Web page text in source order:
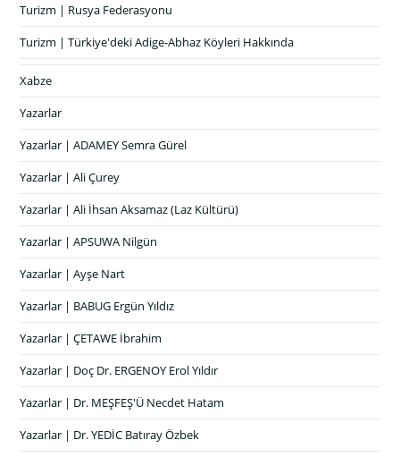
Turizm | Rusya Federasyonu
Turizm | Türkiye'deki Adige-Abhaz Köyleri Hakkında
Xabze
Yazarlar
Yazarlar | ADAMEY Semra Gürel
Yazarlar | Ali Çurey
Yazarlar | Ali İhsan Aksamaz (Laz Kültürü)
Yazarlar | APSUWA Nilgün
Yazarlar | Ayşe Nart
Yazarlar | BABUG Ergün Yıldız
Yazarlar | ÇETAWE İbrahim
Yazarlar | Doç Dr. ERGENOY Erol Yıldır
Yazarlar | Dr. MEŞFEŞ'Ü Necdet Hatam
Yazarlar | Dr. YEDİC Batıray Özbek